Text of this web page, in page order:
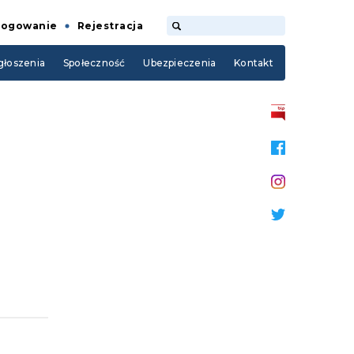
Rejestracja
Społeczność Ubezpieczenia Kontakt